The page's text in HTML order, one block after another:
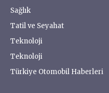
Sağlık
Tatil ve Seyahat
Teknoloji
Teknoloji
Türkiye Otomobil Haberleri